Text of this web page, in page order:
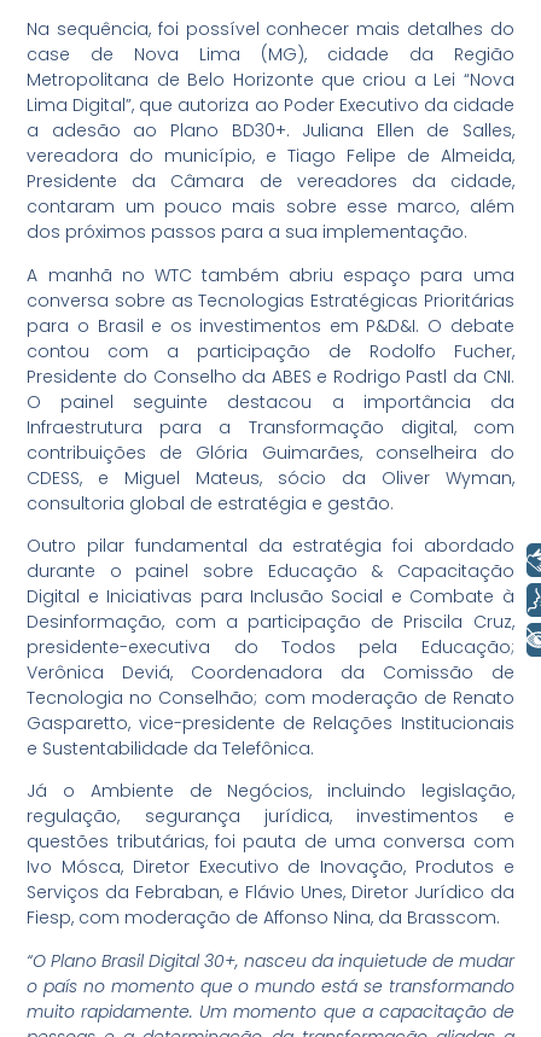
Na sequência, foi possível conhecer mais detalhes do
case de Nova Lima (MG), cidade da Região
Metropolitana de Belo Horizonte que criou a Lei “Nova
Lima Digital”, que autoriza ao Poder Executivo da cidade
a adesão ao Plano BD30+. Juliana Ellen de Salles,
vereadora do município, e Tiago Felipe de Almeida,
Presidente da Câmara de vereadores da cidade,
contaram um pouco mais sobre esse marco, além
dos próximos passos para a sua implementação.
A manhã no WTC também abriu espaço para uma
conversa sobre as Tecnologias Estratégicas Prioritárias
para o Brasil e os investimentos em P&D&I. O debate
contou com a participação de Rodolfo Fucher,
Presidente do Conselho da ABES e Rodrigo Pastl da CNI.
O painel seguinte destacou a importância da
Infraestrutura para a Transformação digital, com
contribuições de Glória Guimarães, conselheira do
CDESS, e Miguel Mateus, sócio da Oliver Wyman,
consultoria global de estratégia e gestão.
Outro pilar fundamental da estratégia foi abordado
durante o painel sobre Educação & Capacitação
Digital e Iniciativas para Inclusão Social e Combate à
Desinformação, com a participação de Priscila Cruz,
presidente-executiva do Todos pela Educação;
Verônica Deviá, Coordenadora da Comissão de
Tecnologia no Conselhão; com moderação de Renato
Gasparetto, vice-presidente de Relações Institucionais
e Sustentabilidade da Telefônica.
Já o Ambiente de Negócios, incluindo legislação,
regulação, segurança jurídica, investimentos e
questões tributárias, foi pauta de uma conversa com
Ivo Mósca, Diretor Executivo de Inovação, Produtos e
Serviços da Febraban, e Flávio Unes, Diretor Jurídico da
Fiesp, com moderação de Affonso Nina, da Brasscom.
“O Plano Brasil Digital 30+, nasceu da inquietude de mudar
o país no momento que o mundo está se transformando
muito rapidamente. Um momento que a capacitação de
Libras
Voz
+ Acessibilidade